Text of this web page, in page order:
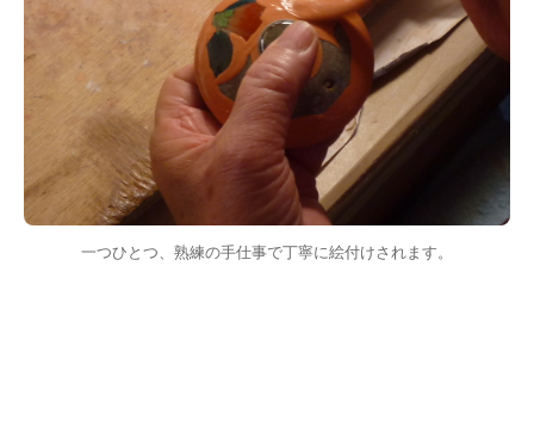
一つひとつ、熟練の手仕事で丁寧に絵付けされます。